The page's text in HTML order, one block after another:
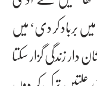
برباد کر دی‘ میں
دار زندگی گزار سکتا